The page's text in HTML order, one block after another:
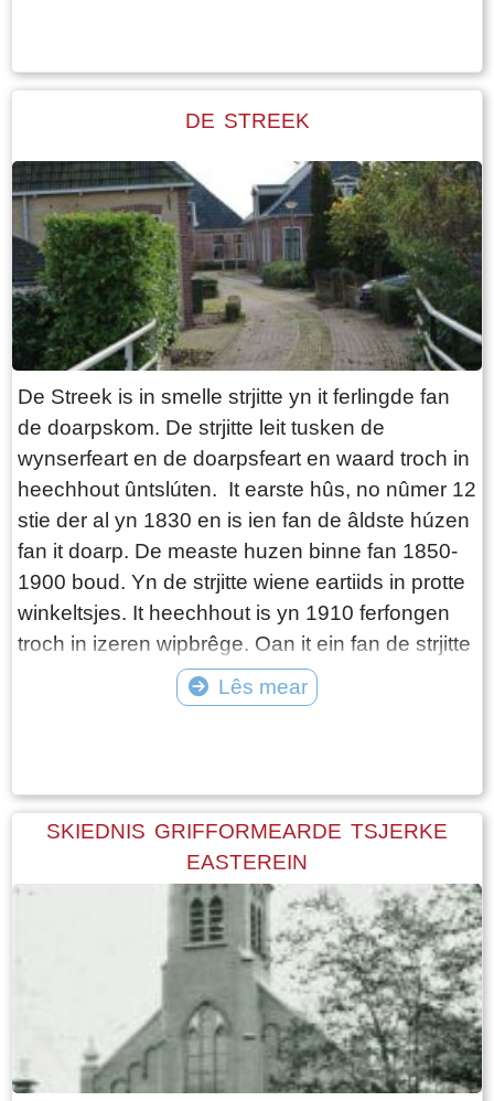
DE STREEK
De Streek is in smelle strjitte yn it ferlingde fan
de doarpskom. De strjitte leit tusken de
wynserfeart en de doarpsfeart en waard troch in
heechhout ûntslúten. It earste hûs, no nûmer 12
stie der al yn 1830 en is ien fan de âldste húzen
fan it doarp. De measte huzen binne fan 1850-
1900 boud. Yn de strjitte wiene eartiids in protte
winkeltsjes. It heechhout is yn 1910 ferfongen
troch in izeren wipbrêge. Oan it ein fan de strjitte
rûn in rinpaad lâns de wynserfeart.
Lês mear
SKIEDNIS GRIFFORMEARDE TSJERKE
EASTEREIN